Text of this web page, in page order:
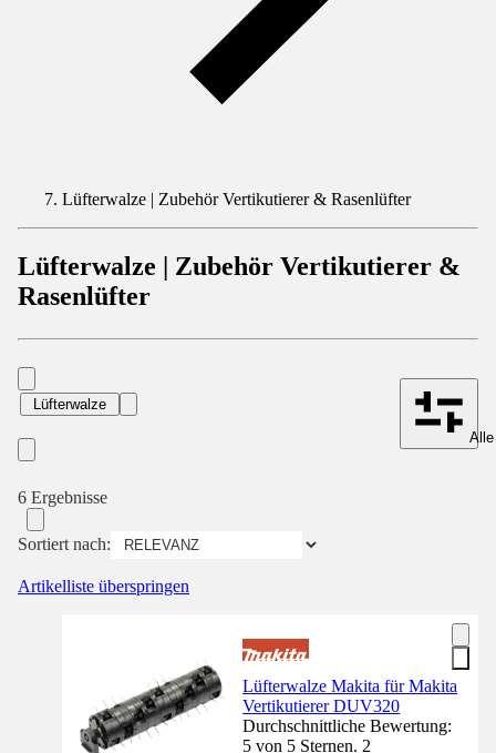
Lüfterwalze | Zubehör Vertikutierer & Rasenlüfter
Lüfterwalze | Zubehör Vertikutierer &
Rasenlüfter
Lüfterwalze
6 Ergebnisse
Sortiert nach:
Artikelliste überspringen
Lüfterwalze Makita für Makita
Vertikutierer DUV320
Durchschnittliche Bewertung:
5 von 5 Sternen. 2